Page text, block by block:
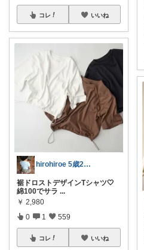
コレ いいね
hirohiroe 5歳2歳👦👧
裾ドロストデザインTシャツ🤍
綿100でサラ ...
￥ 2,980
0 1 559
コレ いいね